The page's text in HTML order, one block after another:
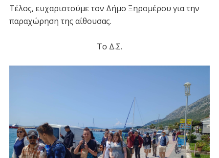
Τέλος, ευχαριστούμε τον Δήμο Ξηρομέρου για την
παραχώρηση της αίθουσας.
Το Δ.Σ.